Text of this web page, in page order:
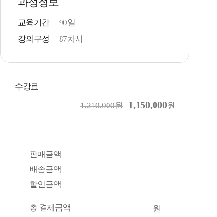
교육기간
90일
강의구성
87차시
수강료
1,210,000원 1,150,000원
판매금액
배송금액
할인금액
총 결제금액 원